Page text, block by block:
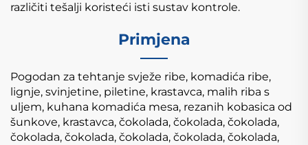
različiti tešalji koristeći isti sustav kontrole.
Primjena
Pogodan za tehtanje svježe ribe, komadića ribe,
lignje, svinjetine, piletine, krastavca, malih riba s
uljem, kuhana komadića mesa, rezanih kobasica od
šunkove, krastavca, čokolada, čokolada, čokolada,
čokolada, čokolada, čokolada, čokolada, čokolada,